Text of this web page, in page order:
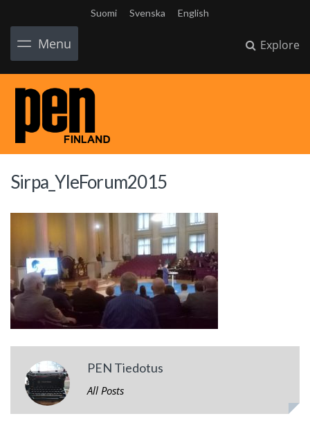
Suomi Svenska English
Menu Explore
Sirpa_YleForum2015
PEN Tiedotus
All Posts